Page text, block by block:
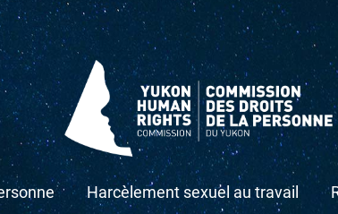
Harcèlement sexuel au travail